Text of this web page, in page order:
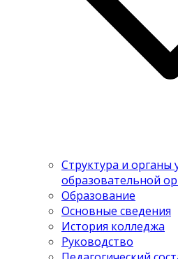
Структура и органы
образовательной
Образование
Основные сведения
История колледжа
Руководство